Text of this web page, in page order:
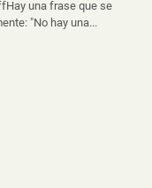
una frase que se
"No hay una...